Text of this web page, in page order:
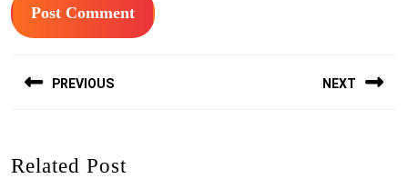
navigation
PREVIOUS NEXT
Related Post